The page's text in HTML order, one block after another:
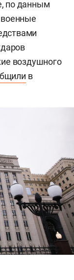
по данным
воздушного
в